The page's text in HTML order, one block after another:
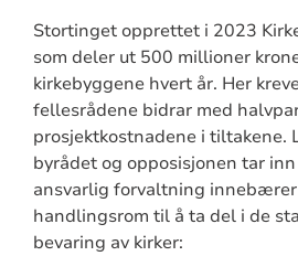
Stortinget opprettet i 2023
som deler ut 500 millioner
kirkebyggene hvert år. Her
fellesrådene bidrar med
prosjektkostnadene i tiltakene.
byrådet og opposisjonen tar
ansvarlig forvaltning innebærer
handlingsrom til å ta del i de
bevaring av kirker: